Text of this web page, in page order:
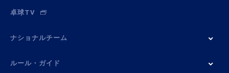
卓球TV
ナショナルチーム
ルール・ガイド